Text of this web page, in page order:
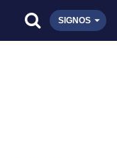
SIGNOS